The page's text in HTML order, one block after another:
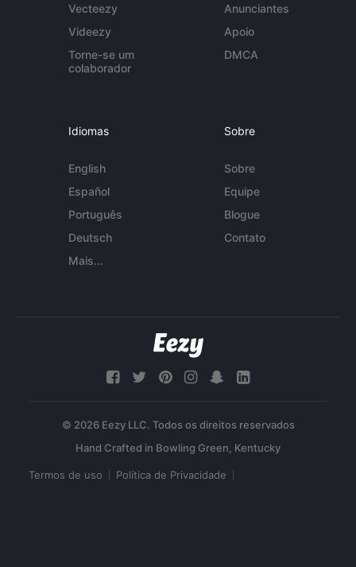
Vecteezy
Videezy
Torne-se um
colaborador
Anunciantes
Apoio
DMCA
Idiomas
English
Español
Português
Deutsch
Mais...
Sobre
Sobre
Equipe
Blogue
Contato
© 2026 Eezy LLC. Todos os direitos reservados
Termos de uso Política de Privacidade